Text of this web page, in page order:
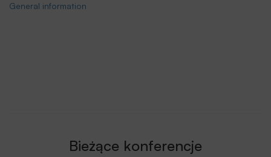
General information
Bieżące konferencje